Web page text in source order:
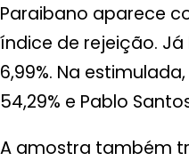
Paraibano aparece
índice de rejeição.
6,99%. Na
54,29% e Pablo Santos
A amostra também